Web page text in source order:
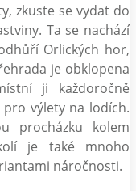
zkuste se vydat do
Ta se nachází
Orlických hor,
je obklopena
ji každoročně
výlety na lodích.
procházku kolem
je také mnoho
náročnosti.